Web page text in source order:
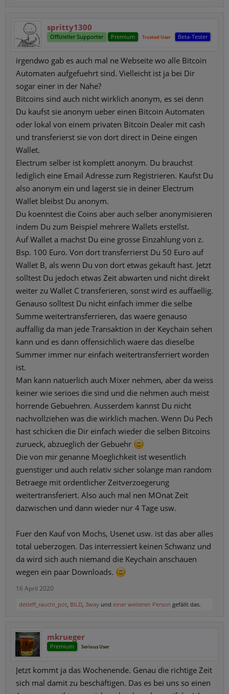
spritty1300
Offizieller Supporter Premium Trusted User Beta-Tester
irgendwo gab es auch mal ne Webseite wo alle Bitcoin
Automaten aufgefuehrt sind. Vielleicht ist ja bei Dir
sogar einer in der Nahe?
Bitcoins sind auch nicht wirklich anonym, es sei denn
Du kaufst sie anonym ueber einen Bitcoin Automaten
oder lokal von einem privaten Bitcoin Dealer mit cash
und transferierst sie von dort direct in Deine eingen
Wallet.
Electrum selber ist komplett anonym. Du brauchst
lediglich eine Email Adresse zum Registrieren. Kaufst Du
also anonym ein und lagerst sie in deiner Electrum
Wallet bleibst Du anonym.
Du koenntest die Coins aber auch selber anonymisieren
indem Du zum Beispiel mehrere Wallets erstellst.
Auf Wallet a machst Du eine grosse Einzahlung von z.
Bsp. 100 Euro. Von dort transferrierst Du 50 Euro auf
Wallet B, als wenn Du von dort etwas gekauft hast. Jetzt
solltest Du jedoch etwas Zeit abwarten und nicht direkt
weiter zu Wallet C transferieren, sonst wird es auffaellig.
Genauso solltest Du nicht einfach immer die selbe
Summe weitertransferrieren, das waere genauso
auffallig da man jede Transaktion in der Keychain sehen
kann und es dann offensichlich waere das dieselbe
Summer immer nur einfach weitertransferriert worden
ist.
Man kann natuerlich auch Mixer nehmen, aber da weiss
keiner wie serioes die sind und die nehmen auch meist
horrende Gebuehren. Ausserdem kannst Du nicht
nachvollziehen was die wirklich machen. Wenn Du Pech
hast schicken die Dir einfach wieder die selben Bitcoins
zurueck, abzueglich der Gebuehr
Die von mir genanne Moeglichkeit ist wesentlich
guenstiger und auch relativ sicher solange man random
Betraege mit ordentlicher Zeitverzoegerung
weitertransferiert. Also auch mal nen MOnat Zeit
dazwischen und dann wieder nur 4 Tage usw.
Fuer den Kauf von Mochs, Usenet usw. ist das aber alles
total ueberzogen. Das interressiert keinen Schwanz und
da wird sich auch niemand die Keychain anschauen
wegen ein paar Downloads.
16 April 2020
detleff_raucht_pot, BILD, 3way und einer weiteren Person gefällt das.
mkrueger
Premium Serious User
Jetzt kommt ja das Wochenende. Genau die richtige Zeit
sich mal damit zu beschäftigen. Das es bei uns so einen